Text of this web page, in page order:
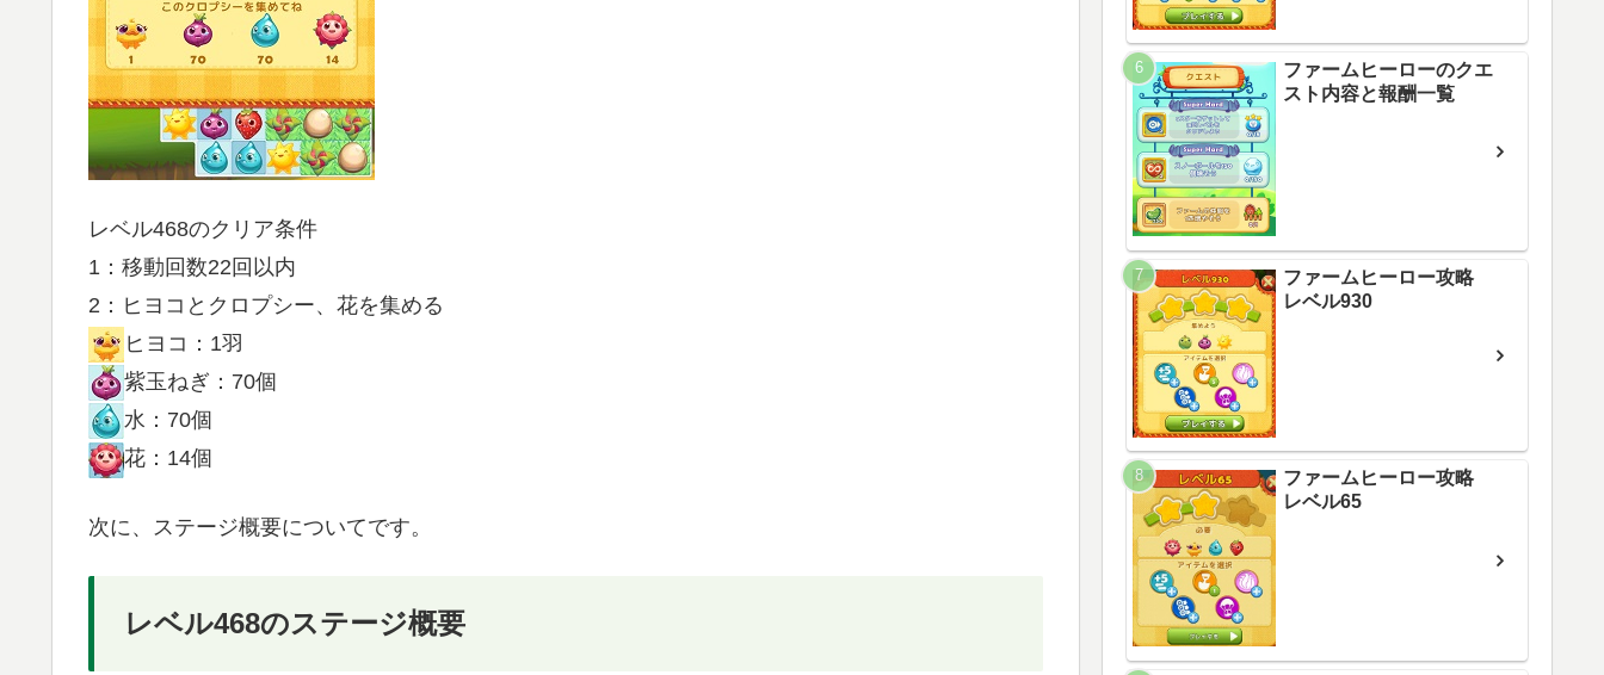
レベル468のクリア条件
1：移動回数22回以内
2：ヒヨコとクロプシー、花を集める
ヒヨコ：1羽
紫玉ねぎ：70個
水：70個
花：14個
次に、ステージ概要についてです。
レベル468のステージ概要
ファームヒーローのクエ
スト内容と報酬一覧
ファームヒーロー攻略
レベル930
ファームヒーロー攻略
レベル65